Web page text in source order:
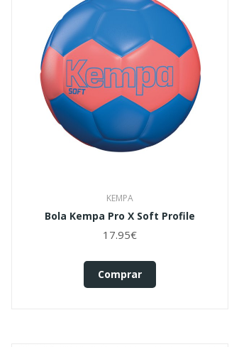
KEMPA
Bola Kempa Pro X Soft Profile
17.95€
Comprar